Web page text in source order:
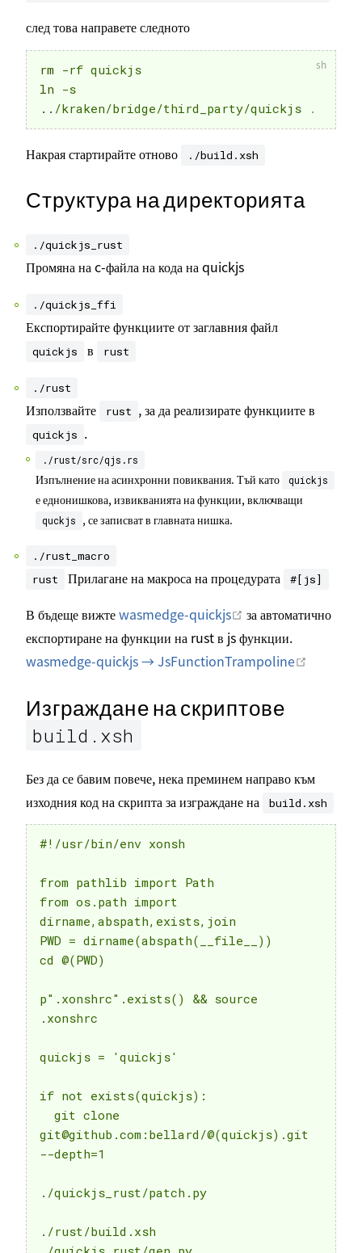
след това направете следното
rm
ln -s
.. /kraken/bridge/third_party/quickjs .
Накрая стартирайте отново ./build.xsh
Структура на директорията
./quickjs_rust
Промяна на c-файла на кода на quickjs
./quickjs_ffi
Експортирайте функциите от заглавния файл
quickjs в rust
./rust
Използвайте rust , за да реализирате функциите в
quickjs .
./rust/src/qjs.rs
Изпълнение на асинхронни повиквания. Тъй като quickjs
е еднонишкова, извикванията на функции, включващи
quckjs , се записват в главната нишка.
./rust_macro
rust
Прилагане на макроса на процедурата #[js]
В бъдеще вижтеwasmedge-quickjs Отваряне в нов
за автоматично
експортиране на функции на rust в js функции.
wasmedge-quickjs → JsFunctionTrampoline
Изграждане на скриптове
build.xsh
Без да се бавим повече, нека преминем направо към
изходния код на скрипта за изграждане на
build.xsh
#!/usr/bin/env xonsh
from pathlib import Path
from os.path import
dirname,abspath,exists,join
PWD = dirname(abspath(__file__))
cd @(PWD)
p".xonshrc".exists() && source
.xonshrc
quickjs = 'quickjs'
if not exists(quickjs):
git@github.com:bellard/@(quickjs).git
--depth=1
./quickjs_rust/patch.py
./rust/build.xsh